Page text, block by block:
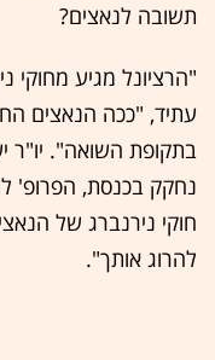
תשובה לנאצים?
"הרציונל מגיע מחוקי
עתיד, "ככה הנאצים
בתקופת השואה". יו"ר
נחקק בכנסת, הפרופ'
חוקי נירנברג של
להרוג אותך".